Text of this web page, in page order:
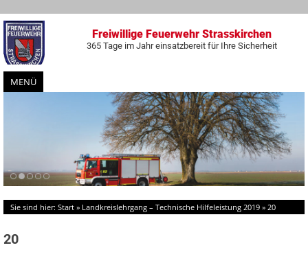
Freiwillige Feuerwehr Strasskirchen
365 Tage im Jahr einsatzbereit für Ihre Sicherheit
MENÜ
Zum
Inhalt
springen
Sie sind hier: Start » Landkreislehrgang – Technische Hilfeleistung 2019 » 20
20